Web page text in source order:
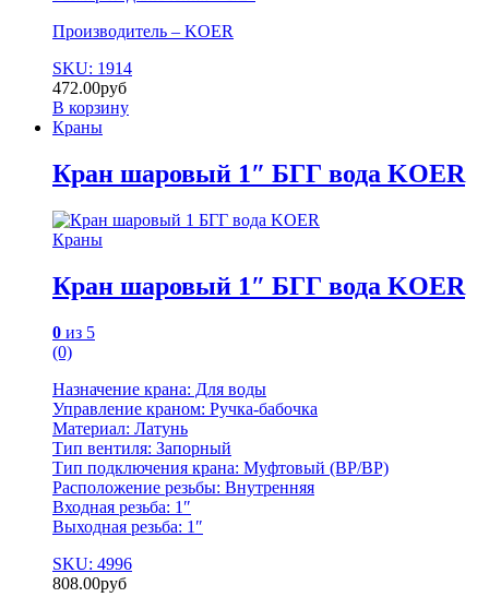
Производитель – KOER
SKU: 1914
472.00руб
В корзину
Краны
Кран шаровый 1″ БГГ вода KOER
Краны
Кран шаровый 1″ БГГ вода KOER
0 из 5
(0)
Назначение крана: Для воды
Управление краном: Ручка-бабочка
Материал: Латунь
Тип вентиля: Запорный
Тип подключения крана: Муфтовый (BР/BР)
Расположение резьбы: Внутренняя
Входная резьба: 1″
Выходная резьба: 1″
SKU: 4996
808.00руб